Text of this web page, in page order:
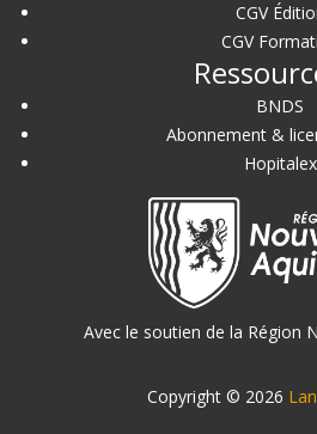
CGV
CGV
BNDS
Abonnement &
Hopitalex
Avec le soutien de la Région
Copyright © 2026